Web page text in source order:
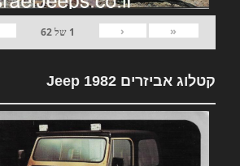
«
‹
1 של62
קטלוג אביזרים 1982 Jeep